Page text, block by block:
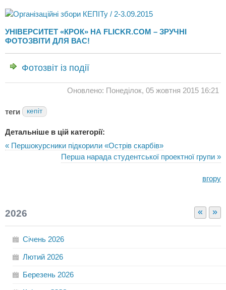
УНІВЕРСИТЕТ «КРОК» НА FLICKR.COM – ЗРУЧНІ
ФОТОЗВІТИ ДЛЯ ВАС!
Фотозвіт із події
Оновлено: Понеділок, 05 жовтня 2015 16:21
теги кепіт
Детальніше в цій категорії:
« Першокурсники підкорили «Острів скарбів»
Перша нарада студентської проектної групи »
вгору
« »
2026
Січень 2026
Лютий 2026
Березень 2026